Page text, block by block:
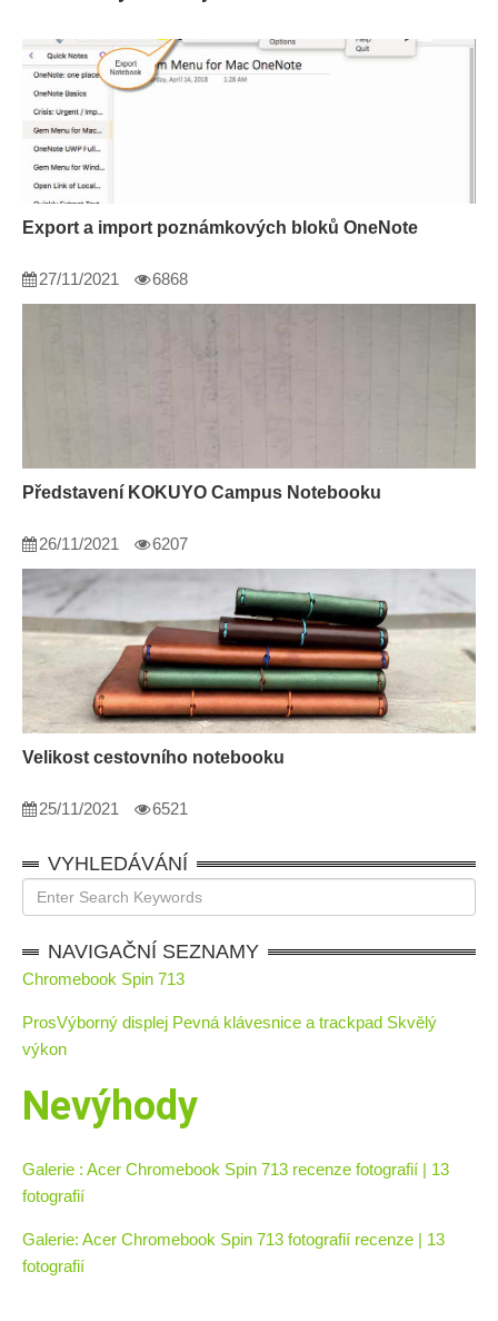
Export a import poznámkových bloků OneNote
27/11/2021 6868
Představení KOKUYO Campus Notebooku
26/11/2021 6207
Velikost cestovního notebooku
25/11/2021 6521
VYHLEDÁVÁNÍ
NAVIGAČNÍ SEZNAMY
Chromebook Spin 713
ProsVýborný displej Pevná klávesnice a trackpad Skvělý
výkon
Nevýhody
Galerie : Acer Chromebook Spin 713 recenze fotografií | 13
fotografií
Galerie: Acer Chromebook Spin 713 fotografií recenze | 13
fotografií